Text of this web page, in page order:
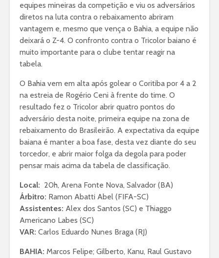
equipes mineiras da competição e viu os adversários
diretos na luta contra o rebaixamento abriram
vantagem e, mesmo que vença o Bahia, a equipe não
deixará o Z-4. O confronto contra o Tricolor baiano é
muito importante para o clube tentar reagir na
tabela.
O Bahia vem em alta após golear o Coritiba por 4 a 2
na estreia de Rogério Ceni à frente do time. O
resultado fez o Tricolor abrir quatro pontos do
adversário desta noite, primeira equipe na zona de
rebaixamento do Brasileirão. A expectativa da equipe
baiana é manter a boa fase, desta vez diante do seu
torcedor, e abrir maior folga da degola para poder
pensar mais acima da tabela de classificação.
Local: 20h, Arena Fonte Nova, Salvador (BA)
Árbitro: Ramon Abatti Abel (FIFA-SC)
Assistentes: Alex dos Santos (SC) e Thiaggo
Americano Labes (SC)
VAR: Carlos Eduardo Nunes Braga (RJ)
BAHIA: Marcos Felipe; Gilberto, Kanu, Raul Gustavo